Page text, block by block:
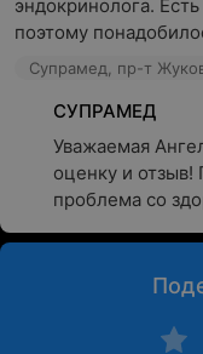
эндокринолога.
поэтому
Супрамед, пр-т
СУПРАМЕД
Уважаемая
оценку и отзыв!
проблема со